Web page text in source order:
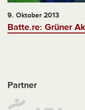
9. Oktober 2013
Batte.re: Grüner
Partner